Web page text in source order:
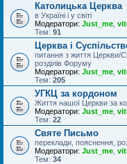
Католицька Церква
в Україні і у світі
Модератори: Just_me
Тем: 91
Церква і
питання з життя Церкви/
розділів Форуму
Модератори: Just_me
Тем: 205
УГКЦ за кордоном
Життя нашої Церкви за
Модератори: Just_me
Тем: 22
Святе Письмо
переклади, пояснення,
Модератори: Just_me
Тем: 34